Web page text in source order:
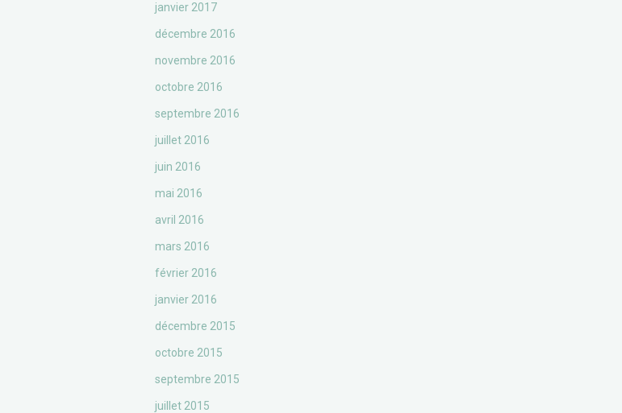
janvier 2017
décembre 2016
novembre 2016
octobre 2016
septembre 2016
juillet 2016
juin 2016
mai 2016
avril 2016
mars 2016
février 2016
janvier 2016
décembre 2015
octobre 2015
septembre 2015
juillet 2015